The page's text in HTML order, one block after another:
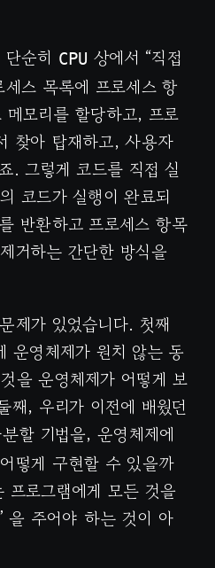
순히 CPU 상에서 “직접
스 목록에 프로세스 항
모리를 할당하고, 프로
찾아 탑재하고, 사용자
. 그렇게 코드를 직접 실
코드가 실행이 완료되
반환하고 프로세스 항목
거하는 간단한 방식을
제가 있었습니다. 첫째
운영체제가 원치 않는 동
을 운영체제가 어떻게 보
째, 우리가 이전에 배웠던
할 기법을, 운영체제에
떻게 구현할 수 있을까
프로그램에게 모든 것을
을 주어야 하는 것이 아